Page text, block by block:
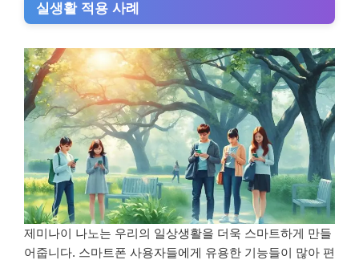
실생활 적용 사례
제미나이 나노는 우리의 일상생활을 더욱 스마트하게 만들
어줍니다. 스마트폰 사용자들에게 유용한 기능들이 많아 편